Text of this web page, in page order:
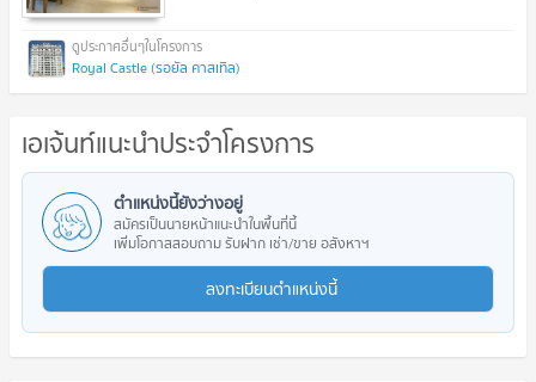
Royal Castle (รอยัล คาสเทิล)
เอเจ้นท์แนะนำประจำโครงการ
ตำแหน่งนี้ยังว่างอยู่
สมัครเป็นนายหน้าแนะนำในพื้นที่นี้
เพิ่มโอกาสสอบถาม รับฝาก เช่า/ขาย อสังหาฯ
ลงทะเบียนตำแหน่งนี้